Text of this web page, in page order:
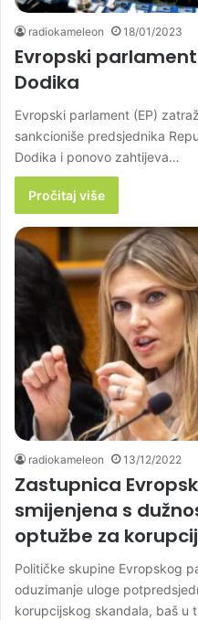
radiokameleon 18/01/2023
Evropski
Dodika
Evropski parlament (EP)
sankcioniše predsjednika
Dodika i ponovo zahtijeva…
Pročitaj više
radiokameleon 13/12/2022
Zastupnica
smijenjena s
optužbe za
Političke skupine Evropskog
oduzimanje uloge
korupcijskog skandala, baš u